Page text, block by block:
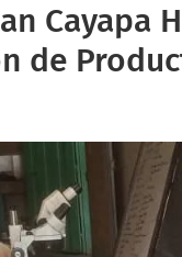
Cayapa
de